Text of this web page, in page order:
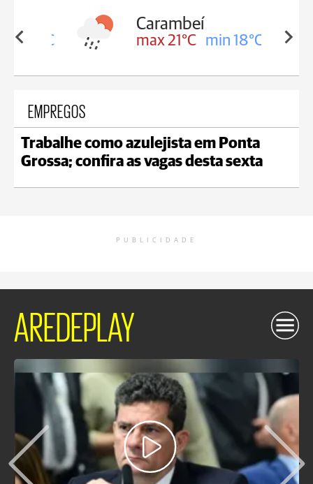
18°C
Carambeí
max 21°C min 18°C
EMPREGOS
Trabalhe como azulejista em Ponta
Grossa; confira as vagas desta sexta
PUBLICIDADE
AREDEPLAY